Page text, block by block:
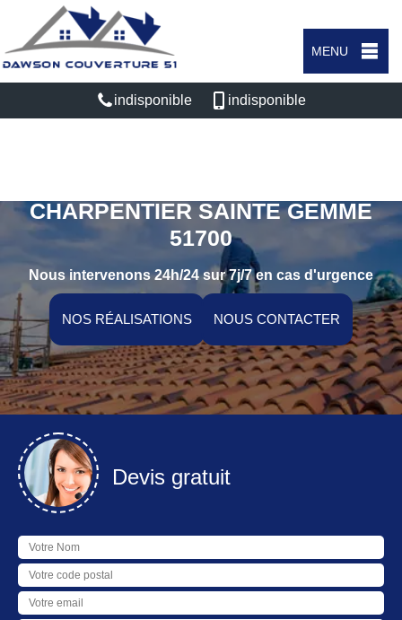
MENU
indisponible indisponible
CHARPENTIER SAINTE GEMME
51700
Nous intervenons 24h/24 sur 7j/7 en cas d'urgence
NOS RÉALISATIONS NOUS CONTACTER
Devis gratuit